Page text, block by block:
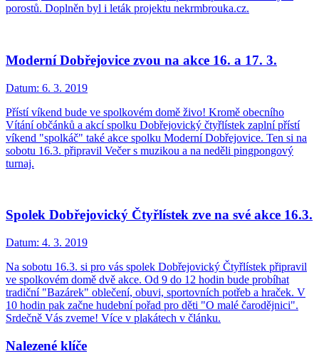
porostů. Doplněn byl i leták projektu nekrmbrouka.cz.
Moderní Dobřejovice zvou na akce 16. a 17. 3.
Datum: 6. 3. 2019
Přístí víkend bude ve spolkovém domě živo! Kromě obecního
Vítání občánků a akcí spolku Dobřejovický čtyřlístek zaplní přístí
víkend "spolkáč" také akce spolku Moderní Dobřejovice. Ten si na
sobotu 16.3. připravil Večer s muzikou a na neděli pingpongový
turnaj.
Spolek Dobřejovický Čtyřlístek zve na své akce 16.3.
Datum: 4. 3. 2019
Na sobotu 16.3. si pro vás spolek Dobřejovický Čtyřlístek připravil
ve spolkovém domě dvě akce. Od 9 do 12 hodin bude probíhat
tradiční "Bazárek" oblečení, obuvi, sportovních potřeb a hraček. V
10 hodin pak začne hudební pořad pro děti "O malé čarodějnici".
Srdečně Vás zveme! Více v plakátech v článku.
Nalezené klíče